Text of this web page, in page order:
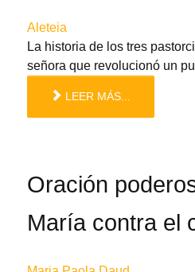
Aleteia
La historia de los tres
señora que revolucionó un
LEER MÁS...
Oración
María contra el